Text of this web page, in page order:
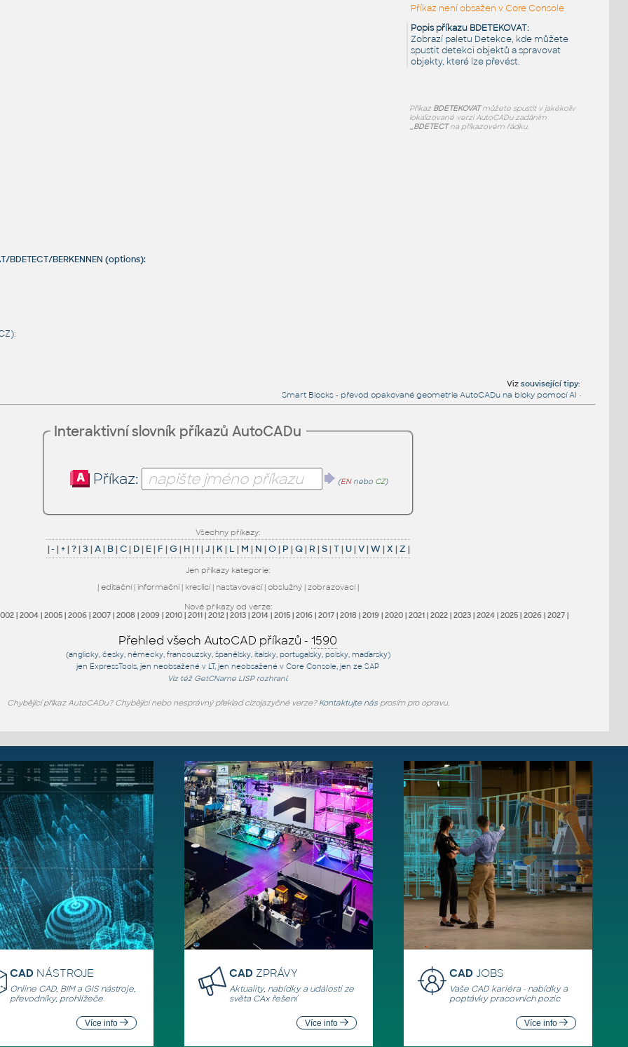
Příkaz není obsažen v Core Console
Popis příkazu BDETEKOVAT:
Zobrazí paletu Detekce, kde můžete
spustit detekci objektů a spravovat
objekty, které lze převést.
Příkaz BDETEKOVATmůžete spustit v jakékoliv
lokalizované verzi AutoCADu zadáním
_BDETECTna příkazovém řádku.
BDETECT/BERKENNEN (options):
Vizsouvisející tipy:
Smart Blocks - převod opakované geometrie AutoCADu na bloky pomocí AI •
Interaktivní slovník příkazů AutoCADu
Příkaz: (ENnebo CZ)
Všechny příkazy:
|- |+|?|3 |A| B|C| D| E| F |G| H| I |J | K| L | M | N |O| P |Q| R |S|T| U|V|W|X |Z |
Jen příkazy kategorie:
| editační| informační| kreslicí| nastavovací| obslužný| zobrazovací|
Nové příkazy od verze:
| 2004| 2005| 2006| 2007| 2008 | 2009| 2010| 2011| 2012| 2013| 2014| 2015| 2016| 2017| 2018 | 2019| 2020| 2021| 2022| 2023| 2024| 2025| 2026| 2027|
Přehled všech AutoCAD příkazů - 1590
(anglicky, česky, německy, francouzsky, španělsky, italsky, portugalsky, polsky, maďarsky)
jen ExpressTools, jenneobsažené v LT, jenneobsažené v Core Console, jenze SAP
Viz též GetCName LISP rozhraní.
Chybějící příkaz AutoCADu? Chybějící nebo nesprávný překlad cizojazyčné verze? Kontaktujte násprosím pro opravu.
CAD NÁSTROJE
Online CAD, BIM a GIS nástroje,
převodníky, prohlížeče
Více info
CAD ZPRÁVY
Aktuality, nabídky a události ze
světa CAx řešení
Více info
CADJOBS
Vaše CAD kariéra - nabídky a
poptávky pracovních pozic
Více info